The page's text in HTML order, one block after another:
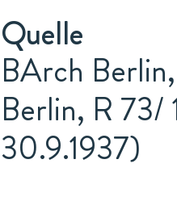
Quelle
BArch
Berlin, R 73/
30.9.1937)